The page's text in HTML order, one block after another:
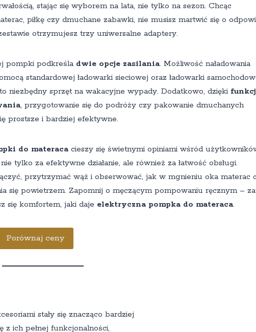
stając się wyborem na lata, nie tylko na sezon. Chcąc
piłkę czy dmuchane zabawki, nie musisz martwić się o
otrzymujesz trzy uniwersalne adaptery.
pompki podkreśla dwie opcje zasilania. Możliwość naładowania
standardowej ładowarki sieciowej oraz ładowarki
niezbędny sprzęt na wakacyjne wypady. Dodatkowo, dzięki
, przygotowanie się do podróży czy pakowanie dmuchanych
prostsze i bardziej efektywne.
do materacacieszy się świetnymi opiniami wśród
tylko za efektywne działanie, ale również za łatwość obsługi.
przytrzymać wąż i obserwować, jak w mgnieniu oka materac
się powietrzem. Zapomnij o męczącym pompowaniu ręcznym –
się komfortem, jaki daje elektryczna pompka do materaca.
Porównaj ceny
stały się znacząco bardziej
z ich pełnej funkcjonalności,